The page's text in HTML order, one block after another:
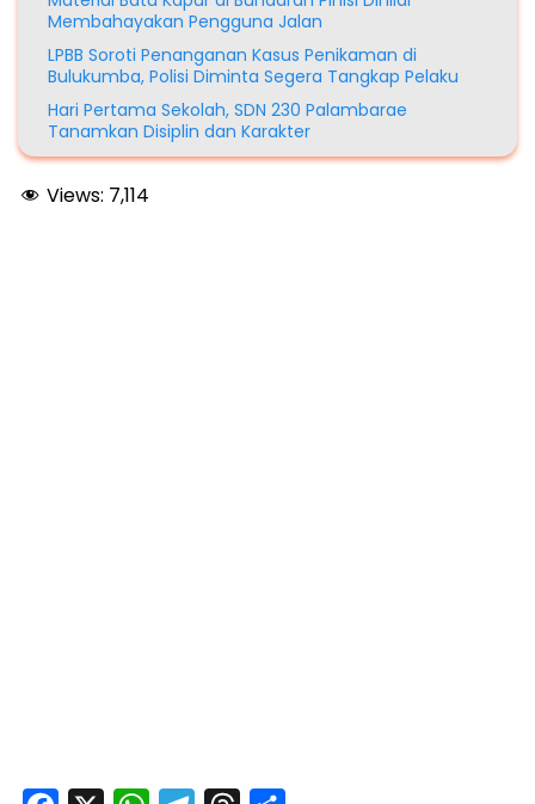
Membahayakan Pengguna Jalan
LPBB Soroti Penanganan Kasus Penikaman di
Bulukumba, Polisi Diminta Segera Tangkap Pelaku
Hari Pertama Sekolah, SDN 230 Palambarae
Tanamkan Disiplin dan Karakter
Views: 7,114